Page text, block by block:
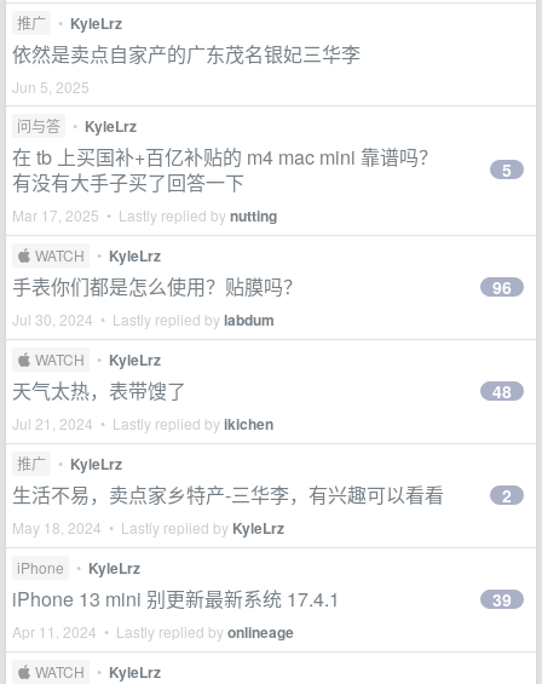
推广 • KyleLrz
依然是卖点自家产的广东茂名银妃三华李
Jun 5, 2025
问与答
• KyleLrz
在 tb 上买国补+百亿补贴的 m4 mac mini 靠谱吗？
有没有大手子买了回答一下
Mar 17, 2025 • Lastly replied bynutting
5
 WATCH • KyleLrz
手表你们都是怎么使用？贴膜吗？
Jul 30, 2024 • Lastly replied bylabdum
96
 WATCH • KyleLrz
天气太热，表带馊了
Jul 21, 2024 • Lastly replied byikichen
48
推广 • KyleLrz
生活不易，卖点家乡特产-三华李，有兴趣可以看看
May 18, 2024 • Lastly replied by KyleLrz
2
iPhone • KyleLrz
iPhone 13 mini 别更新最新系统 17.4.1
Apr 11, 2024 • Lastly replied byonlineage
39
 WATCH • KyleLrz